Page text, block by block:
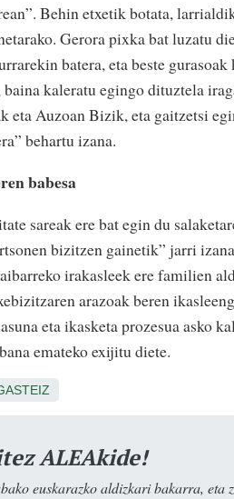
Behin etxetik botata,
Gerora pixka bat luzatu
batera, eta beste
baina kaleratu egingo dituztela
eta Auzoan Bizik, eta gaitzetsi
behartu izana.
babesa
sareak ere bat egin du
bizitzen gainetik” jarri
irakasleek ere familien
arazoak beren
eta ikasketa prozesua asko
emateko exijitu diete.
ALEAkide!
euskarazko aldizkari bakarra, eta